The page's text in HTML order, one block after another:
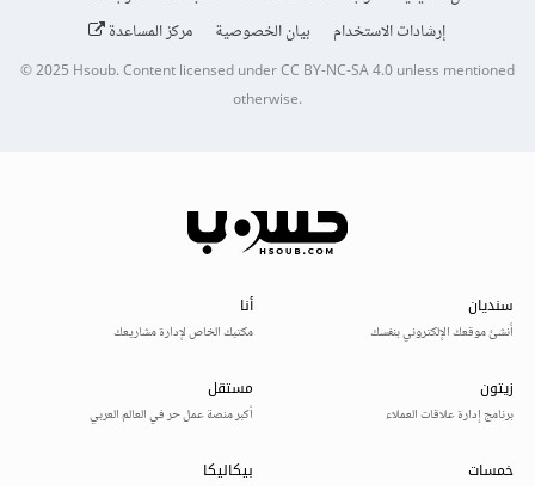
إرشادات الاستخدام
بيان الخصوصية مركز المساعدة
© 2025Hsoub.Content licensed underCC BY-NC-SA 4.0unless mentioned
otherwise.